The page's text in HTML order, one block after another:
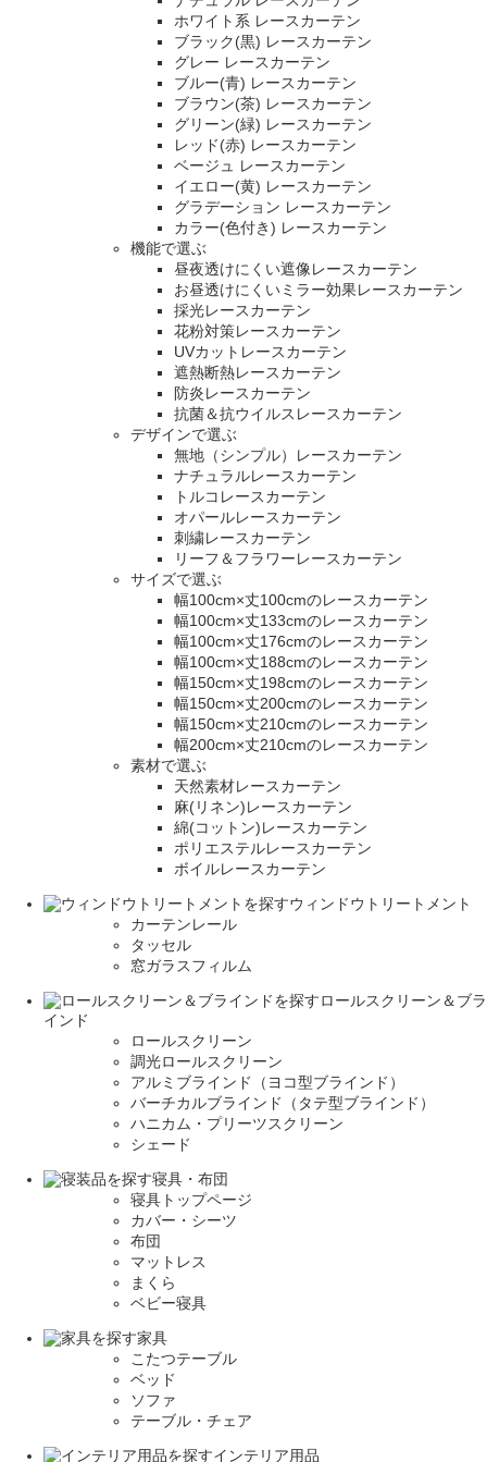
ホワイト系 レースカーテン
ブラック(黒) レースカーテン
グレー レースカーテン
ブルー(青) レースカーテン
ブラウン(茶) レースカーテン
グリーン(緑) レースカーテン
レッド(赤) レースカーテン
ベージュ レースカーテン
イエロー(黄) レースカーテン
グラデーション レースカーテン
カラー(色付き) レースカーテン
機能で選ぶ
昼夜透けにくい遮像レースカーテン
お昼透けにくいミラー効果レースカーテン
採光レースカーテン
花粉対策レースカーテン
UVカットレースカーテン
遮熱断熱レースカーテン
防炎レースカーテン
抗菌＆抗ウイルスレースカーテン
デザインで選ぶ
無地（シンプル）レースカーテン
ナチュラルレースカーテン
トルコレースカーテン
オパールレースカーテン
刺繍レースカーテン
リーフ＆フラワーレースカーテン
サイズで選ぶ
幅100cm×丈100cmのレースカーテン
幅100cm×丈133cmのレースカーテン
幅100cm×丈176cmのレースカーテン
幅100cm×丈188cmのレースカーテン
幅150cm×丈198cmのレースカーテン
幅150cm×丈200cmのレースカーテン
幅150cm×丈210cmのレースカーテン
幅200cm×丈210cmのレースカーテン
素材で選ぶ
天然素材レースカーテン
麻(リネン)レースカーテン
綿(コットン)レースカーテン
ポリエステルレースカーテン
ボイルレースカーテン
ウィンドウトリートメント
カーテンレール
タッセル
窓ガラスフィルム
ロールスクリーン＆ブラ
インド
ロールスクリーン
調光ロールスクリーン
アルミブラインド（ヨコ型ブラインド）
バーチカルブラインド（タテ型ブラインド）
ハニカム・プリーツスクリーン
シェード
寝具・布団
寝具トップページ
カバー・シーツ
布団
マットレス
まくら
ベビー寝具
家具
こたつテーブル
ベッド
ソファ
テーブル・チェア
インテリア用品